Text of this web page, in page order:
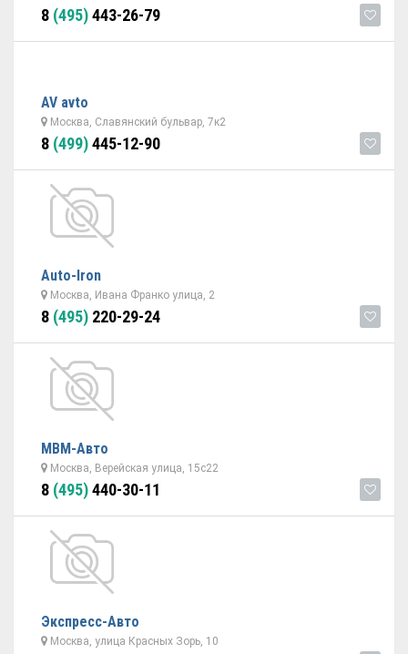
8 (495)443-26-79
AV avto
Москва, Славянский бульвар, 7к2
8 (499)445-12-90
Auto-Iron
Москва, Ивана Франко улица, 2
8 (495) 220-29-24
МВМ-Авто
Москва, Верейская улица, 15с22
8 (495)440-30-11
Экспресс-Авто
Москва, улица Красных Зорь, 10